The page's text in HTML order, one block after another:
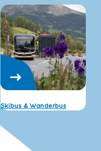
Skibus & Wanderbus